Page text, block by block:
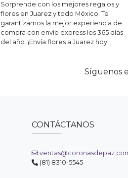
Sorprende con los mejores regalos y
flores en Juarez y todo México. Te
garantizamos la mejor experiencia de
compra con envío express los 365 días
del año. ¡Envía flores a Juarez hoy!
Síguenos
CONTÁCTANOS
(81) 8310-5545